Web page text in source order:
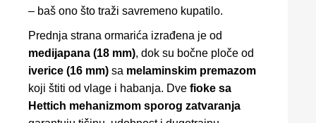
– baš ono što traži savremeno kupatilo.
Prednja strana ormarića izrađena je od
medijapana (18 mm), dok su bočne ploče od
iverice (16 mm) sa melaminskim premazom
koji štiti od vlage i habanja. Dve fioke sa
Hettich mehanizmom sporog zatvaranja